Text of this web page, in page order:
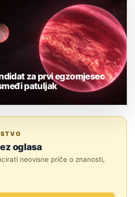
za prvi egzomjesec
patuljak
oglasa
neovisne priče o znanosti,